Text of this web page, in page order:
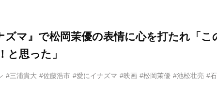
ズマ』で松岡茉優の表情に心を打たれ「こ
と思った」
#三浦貴大 #佐藤浩市 #愛にイナズマ #映画 #松岡茉優 #池松壮亮 #